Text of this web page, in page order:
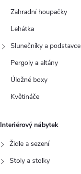
Zahradní houpačky
Lehátka
Slunečníky a podstavce
Pergoly a altány
Úložné boxy
Květináče
Interiérový nábytek
Židle a sezení
Stoly a stolky